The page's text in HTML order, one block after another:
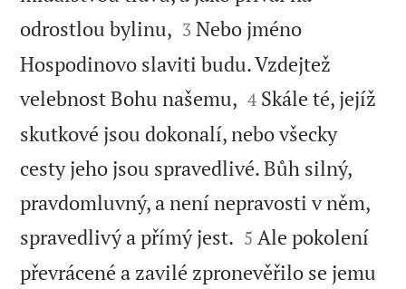
odrostlou bylinu, 

3 Nebo jméno
Hospodinovo slaviti budu. Vzdejtež
velebnost Bohu našemu, 

4 Skále té, jejíž
skutkové jsou dokonalí, nebo všecky
cesty jeho jsou spravedlivé. Bůh silný,
pravdomluvný, a není nepravosti v něm,
spravedlivý a přímý jest. 

5 Ale pokolení
převrácené a zavilé zpronevěřilo se jemu